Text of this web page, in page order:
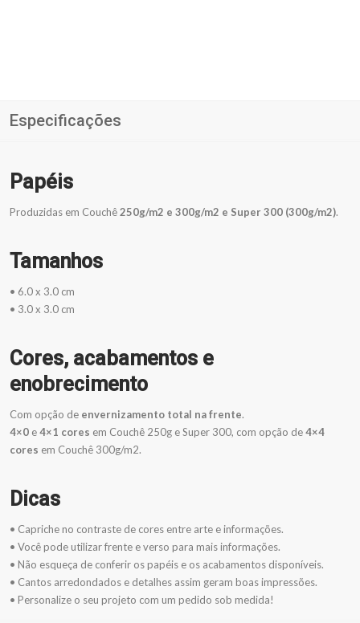
Especificações
Papéis
Produzidas em Couchê250g/m2 e 300g/m2 e Super 300 (300g/m2).
Tamanhos
• 6.0 x 3.0 cm
• 3.0 x 3.0 cm
Cores, acabamentos e
enobrecimento
Com opção de envernizamento total na frente.
4×0 e4×1 cores em Couchê 250g e Super 300, com opção de4×4
cores em Couchê 300g/m2.
Dicas
• Capriche no contraste de cores entre arte e informações.
• Você pode utilizar frente e verso para mais informações.
• Não esqueça de conferir os papéis e os acabamentos disponíveis.
• Cantos arredondados e detalhes assim geram boas impressões.
• Personalize o seu projeto com um pedido sob medida!